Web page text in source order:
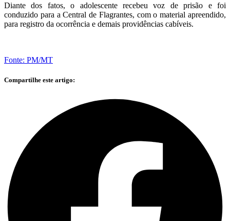
Diante dos fatos, o adolescente recebeu voz de prisão e foi
conduzido para a Central de Flagrantes, com o material apreendido,
para registro da ocorrência e demais providências cabíveis.
Fonte: PM/MT
Compartilhe este artigo: